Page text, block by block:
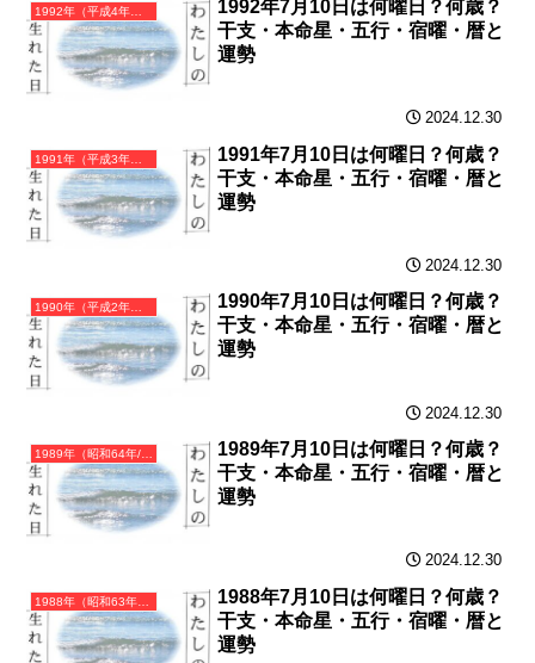
1992年（平成4年）壬申（みずのえさる）・申年（さる年）カレンダー（月曜はじまり）
1992年7月10日は何曜日？何歳？
干支・本命星・五行・宿曜・暦と
運勢
2024.12.30
1991年（平成3年）辛未（かのとひつじ）・未年（ひつじ年）カレンダー（月曜はじまり）
1991年7月10日は何曜日？何歳？
干支・本命星・五行・宿曜・暦と
運勢
2024.12.30
1990年（平成2年）庚午（かのえうま）・午年（うま年）カレンダー（月曜はじまり）
1990年7月10日は何曜日？何歳？
干支・本命星・五行・宿曜・暦と
運勢
2024.12.30
1989年（昭和64年/平成元年）己巳（つちのとみ）・巳年（へび年）カレンダー（月曜はじまり）
1989年7月10日は何曜日？何歳？
干支・本命星・五行・宿曜・暦と
運勢
2024.12.30
1988年（昭和63年）戊辰（つちのえたつ）・辰年（たつ年）カレンダー（月曜はじまり）
1988年7月10日は何曜日？何歳？
干支・本命星・五行・宿曜・暦と
運勢